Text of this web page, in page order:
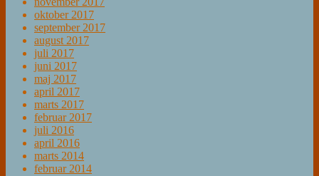
oktober 2017
september 2017
august 2017
juli 2017
juni 2017
maj 2017
april 2017
marts 2017
februar 2017
juli 2016
april 2016
marts 2014
februar 2014